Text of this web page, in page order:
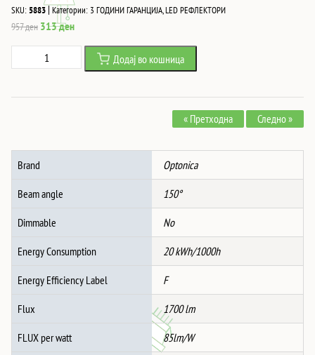
SKU:5883|Категории: 3 ГОДИНИ ГАРАНЦИЈА,LED РЕФЛЕКТОРИ
957ден Original
was:
313денCurrent
price
313 ден.
SMD
AC170-
265V
150°
6000K
КАБЕЛ
Додај во кошница
« Претходна Следно »
Brand Optonica
Beam angle 150°
Dimmable No
Energy Consumption 20 kWh/1000h
Energy Efficiency Label F
Flux 1700 lm
FLUX per watt 85lm/W